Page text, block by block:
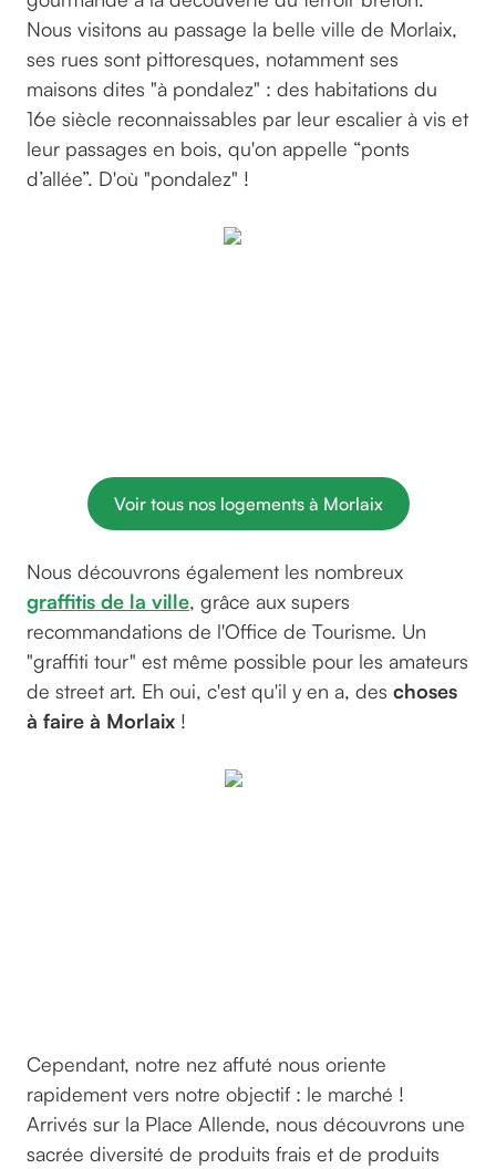
Nous visitons au passage la belle ville de Morlaix,
ses rues sont pittoresques, notamment ses
maisons dites "à pondalez" : des habitations du
16e siècle reconnaissables par leur escalier à vis et
leur passages en bois, qu'on appelle “ponts
d’allée”. D'où "pondalez" !
Voir tous nos logements à Morlaix
Nous découvrons également les nombreux
graffitis de la ville, grâce aux supers
recommandations de l'Office de Tourisme. Un
"graffiti tour" est même possible pour les amateurs
de street art. Eh oui, c'est qu'il y en a, des choses
à faire à Morlaix !
Cependant, notre nez affuté nous oriente
rapidement vers notre objectif : le marché !
Arrivés sur la Place Allende, nous découvrons une
sacrée diversité de produits frais et de produits